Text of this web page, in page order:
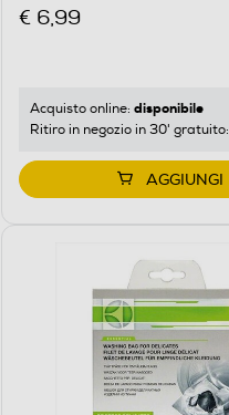
€ 6,99
Acquisto online: disponibile
Ritiro in negozio in 30' gratuito:
AGGIUNGI